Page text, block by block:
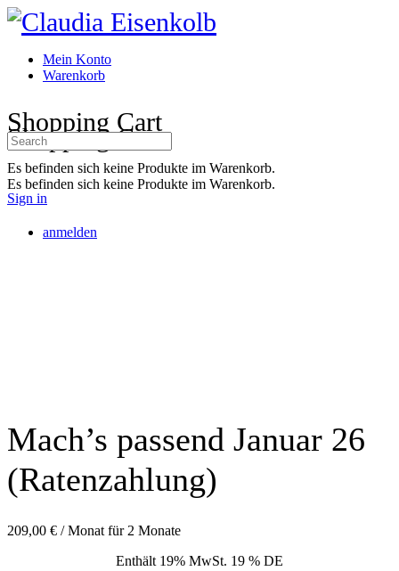
Toggle
Side
Mein Konto
Warenkorb
options
Shopping Cart
Es befinden sich keine Produkte im Warenkorb.
Sign in
Shopping Cart
Es befinden sich keine Produkte im Warenkorb.
Search
for:
anmelden
Mach’s passend Januar 26
(Ratenzahlung)
209,00 € / Monat für 2 Monate
Enthält 19% MwSt. 19 % DE